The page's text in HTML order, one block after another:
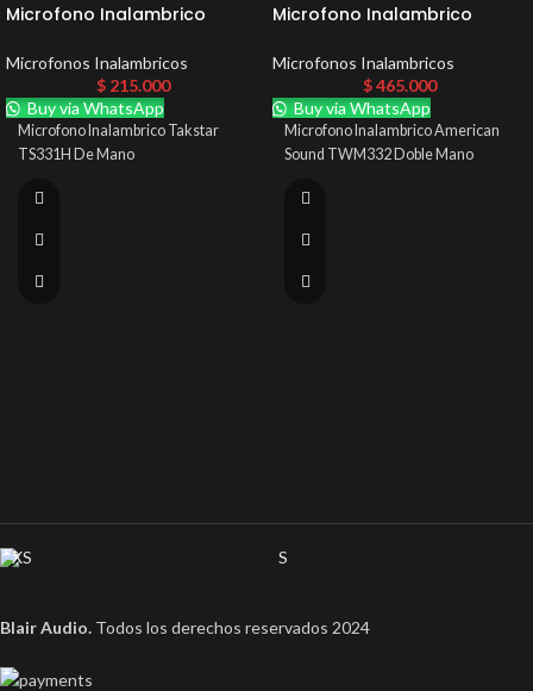
Microfono Inalambrico
Microfonos Inalambricos
$ 215.000
Buy via WhatsApp
Microfono Inalambrico Takstar
TS331H De Mano
Microfono Inalambrico
Microfonos Inalambricos
$465.000
Buy via WhatsApp
Microfono Inalambrico American
Sound TWM332 Doble Mano
XS S
Blair Audio. Todos los derechos reservados 2024